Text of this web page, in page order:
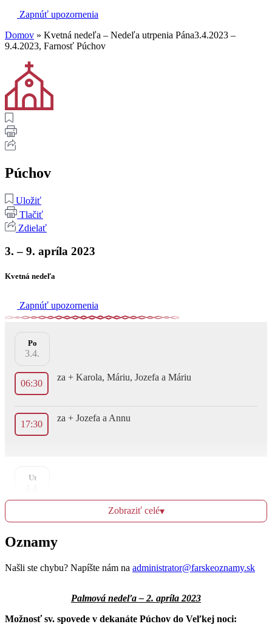
Zapnúť upozornenia
Domov » Kvetná nedeľa – Nedeľa utrpenia Pána3.4.2023 –
9.4.2023, Farnosť Púchov
Púchov
Uložiť
Tlačiť
Zdielať
3. – 9. apríla 2023
Kvetná nedeľa
Zapnúť upozornenia
Po
3.4.
06:30
za + Karola, Máriu, Jozefa a Máriu
17:30
za + Jozefa a Annu
Ut
za + Michala, Lýdiu, Karola, Máriu a Rozáliu
Mariána, Máriu a Annu
Zobraziť celé▾
Oznamy
Našli ste chybu? Napíšte nám na administrator@farskeoznamy.sk
Palmová nedeľa – 2. apríla 2023
Možnosť sv. spovede v dekanáte Púchov do Veľkej noci: